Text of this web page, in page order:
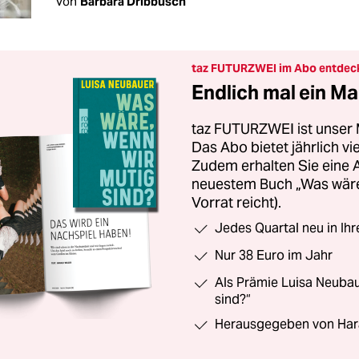
taz FUTURZWEI im Abo
Endlich mal ein
taz FUTURZWEI ist
Das Abo bietet jährlich
Zudem erhalten Sie eine
neuestem Buch „Was
Vorrat reicht).
Jedes Quartal neu in
Nur 38 Euro im Jahr
Als Prämie Luisa
sind?“
Herausgegeben von